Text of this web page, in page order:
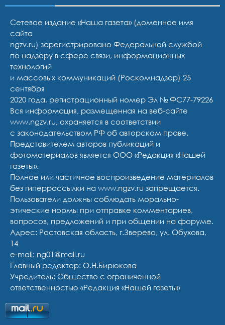
Сетевое издание «Наша газета» (доменное имя
сайта
ngzv.ru) зарегистрировано Федеральной службой
по надзору в сфере связи, информационных
технологий
и массовых коммуникаций (Роскомнадзор) 25
сентября
2020 года, регистрационный номер Эл № ФС77-79226
Вся информация, размещенная на веб-сайте
www.ngzv.ru, охраняется в соответствии
с законодательством РФ об авторском праве.
Представителем авторов публикаций и
фотоматериалов является ООО «Редакция «Нашей
газеты».
Полное или частичное воспроизведение материалов
без гиперрассылки на www.ngzv.ru запрещается.
Пользователи должны соблюдать морально-
этические нормы при отправке комментариев,
вопросов, предложений и при общении на форуме.
Адрес: Ростовская область, г.Зверево, ул. Обухова,
14
e-mail: ng01@mail.ru
Главный редактор: О.Н.Бирюкова
Учредитель: Общество с ограниченной
ответственностью «Редакция «Нашей газеты»